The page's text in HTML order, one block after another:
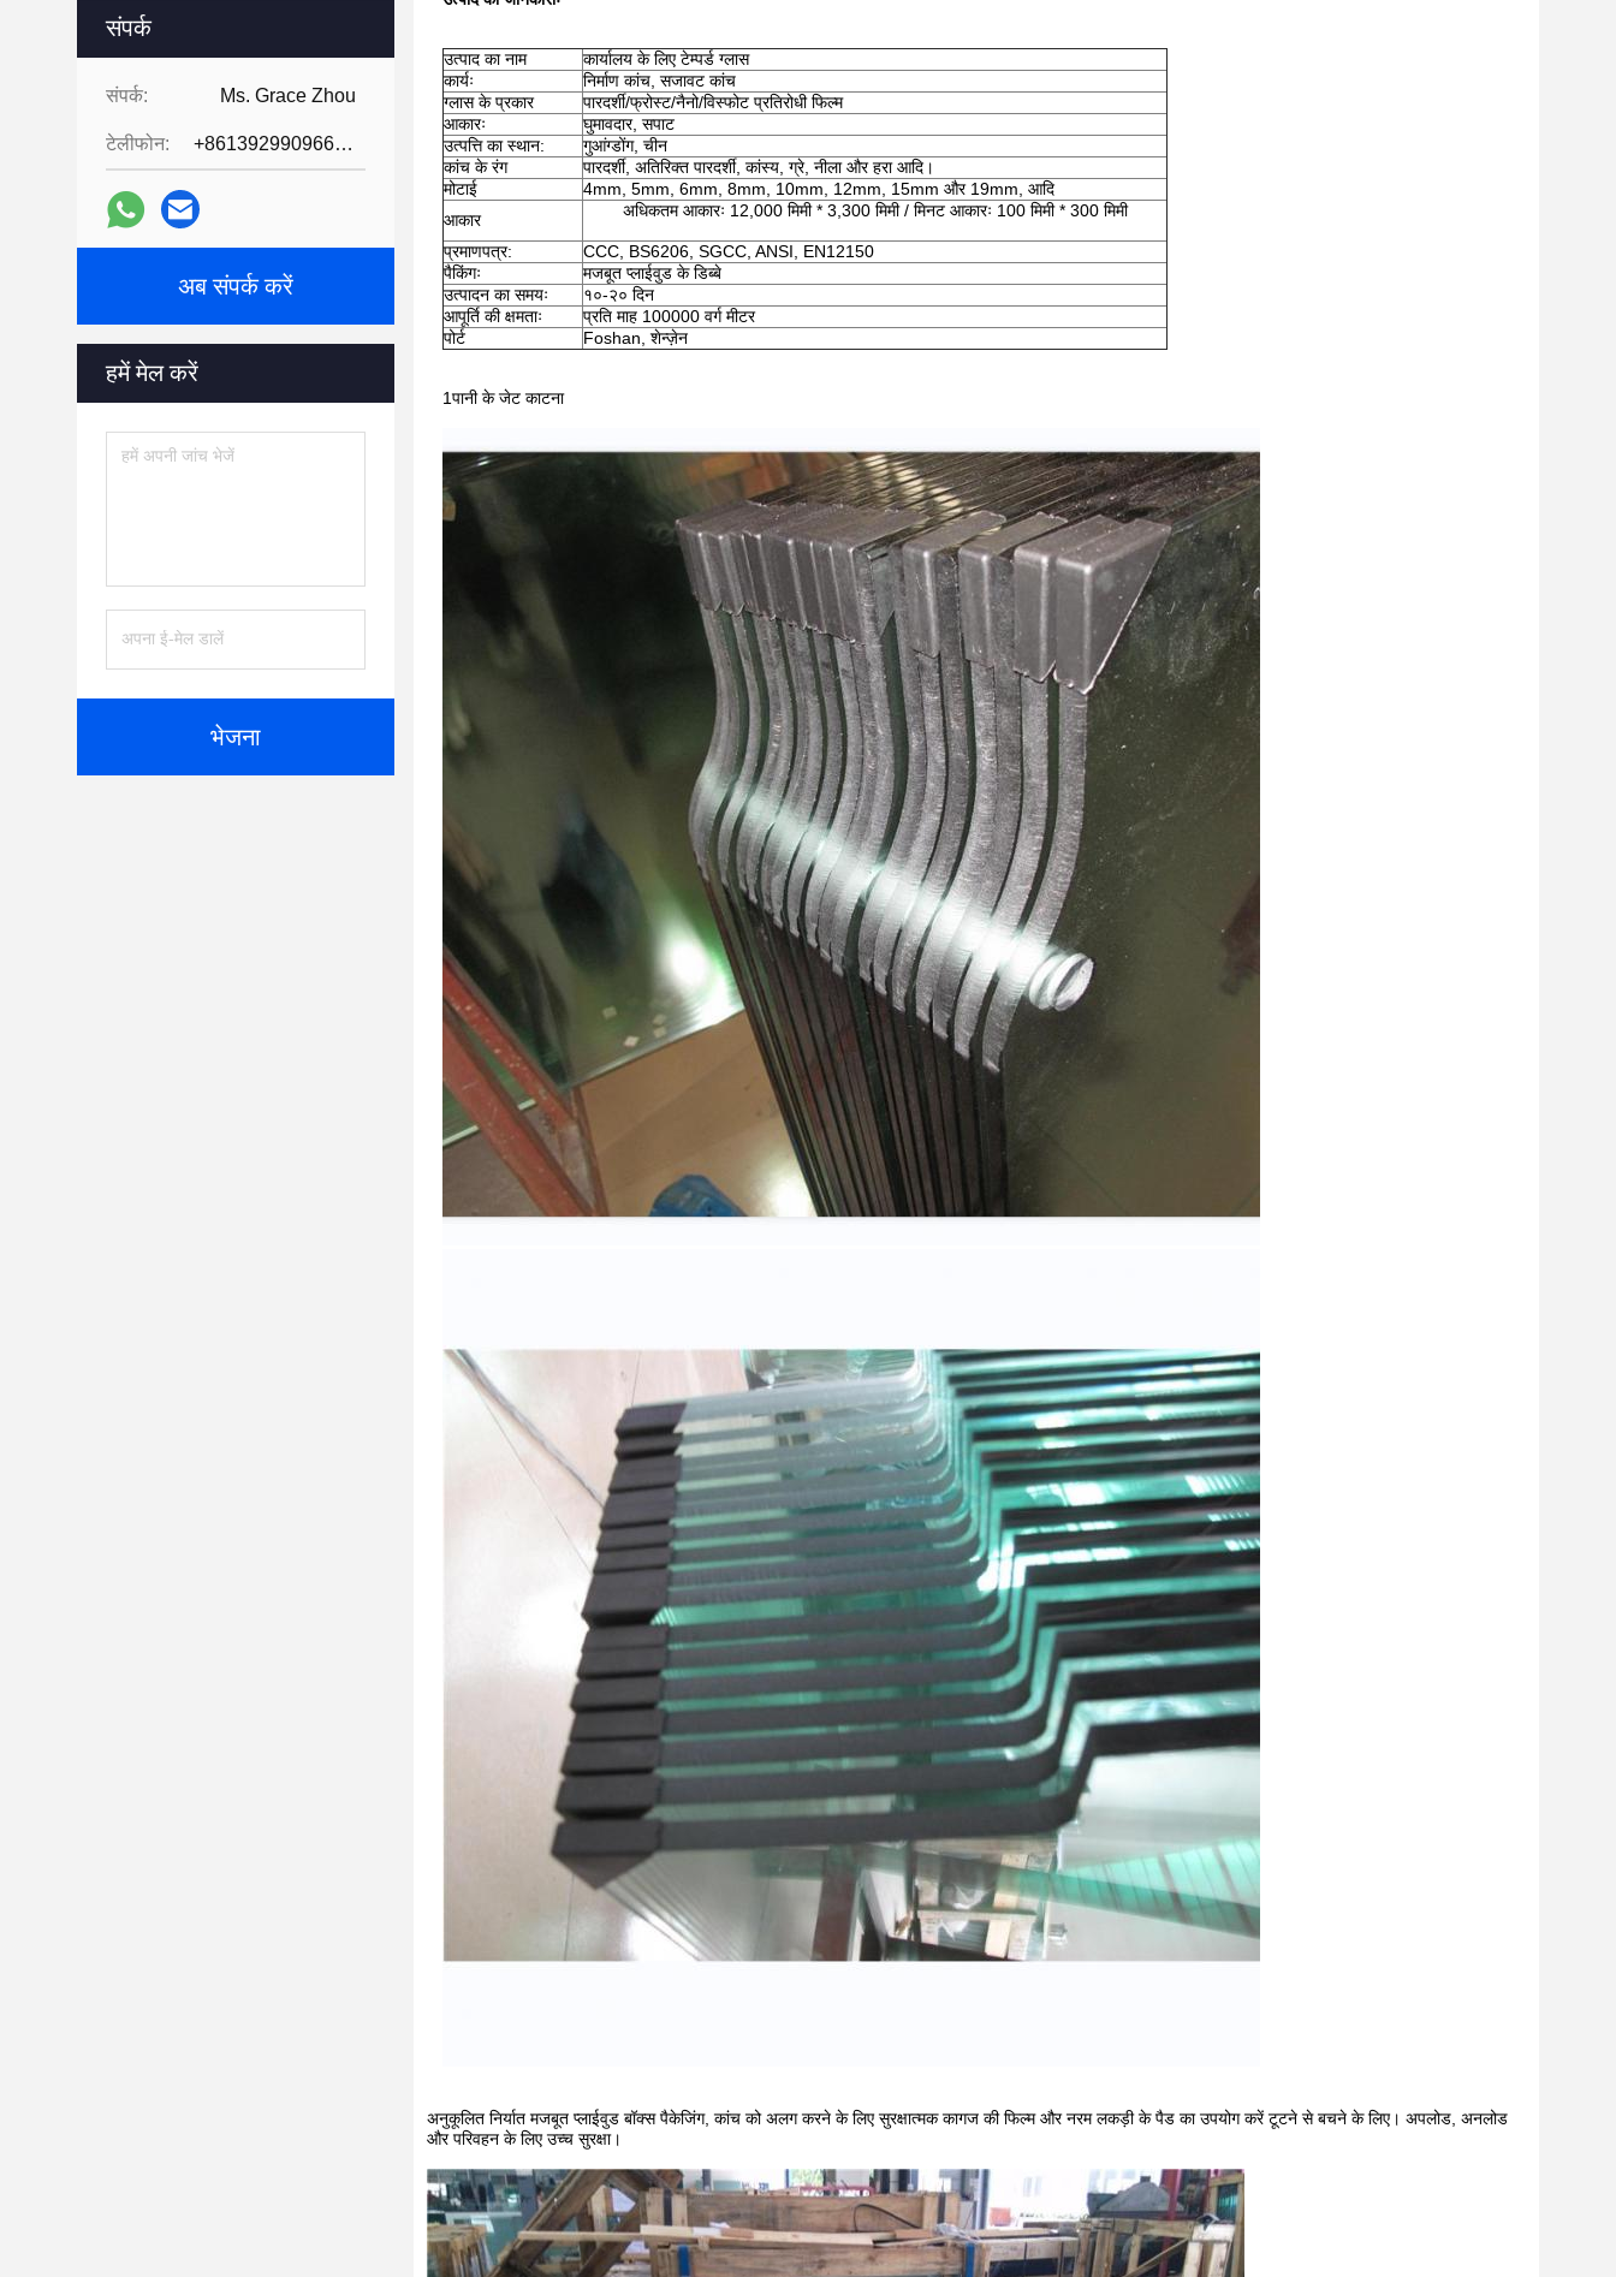
संपर्क
संपर्क: Ms. Grace Zhou
टेलीफोन: +8613929909663--13690711186
अब संपर्क करें
हमें मेल करें
भेजना
उत्पाद का नाम
कार्यालय के लिए टेम्पर्ड ग्लास
कार्यः
निर्माण कांच, सजावट कांच
ग्लास के प्रकार
पारदर्शी/फ्रोस्ट/नैनो/विस्फोट प्रतिरोधी फिल्म
आकारः
घुमावदार, सपाट
उत्पत्ति का स्थान:
गुआंग्डोंग, चीन
कांच के रंग
पारदर्शी, अतिरिक्त पारदर्शी, कांस्य, ग्रे, नीला और हरा आदि।
मोटाई
4mm, 5mm, 6mm, 8mm, 10mm, 12mm, 15mm और 19mm, आदि
आकार
अधिकतम आकारः 12,000 मिमी * 3,300 मिमी / मिनट आकारः 100 मिमी * 300 मिमी
प्रमाणपत्र:
CCC, BS6206, SGCC, ANSI, EN12150
पैकिंगः
मजबूत प्लाईवुड के डिब्बे
उत्पादन का समयः
१०-२० दिन
आपूर्ति की क्षमताः
प्रति माह 100000 वर्ग मीटर
पोर्ट
Foshan, शेन्ज़ेन
1पानी के जेट काटना
अनुकूलित निर्यात मजबूत प्लाईवुड बॉक्स पैकेजिंग, कांच को अलग करने के लिए सुरक्षात्मक कागज की फिल्म और नरम लकड़ी के पैड का उपयोग करें टूटने से बचने के लिए। अपलोड, अनलोड
और परिवहन के लिए उच्च सुरक्षा।